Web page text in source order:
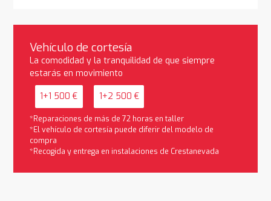
Vehículo de cortesía
La comodidad y la tranquilidad de que siempre
estarás en movimiento
1+1 500 € 1+2 500 €
*Reparaciones de más de 72 horas en taller
*El vehículo de cortesía puede diferir del modelo de
compra
*Recogida y entrega en instalaciones de Crestanevada